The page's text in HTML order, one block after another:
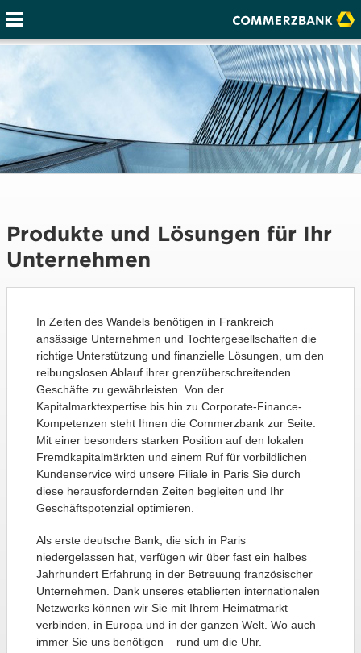
Produkte und Lösungen für Ihr
Unternehmen
In Zeiten des Wandels benötigen in Frankreich
ansässige Unternehmen und Tochtergesellschaften die
richtige Unterstützung und finanzielle Lösungen, um den
reibungslosen Ablauf ihrer grenzüberschreitenden
Geschäfte zu gewährleisten. Von der
Kapitalmarktexpertise bis hin zu Corporate-Finance-
Kompetenzen steht Ihnen die Commerzbank zur Seite.
Mit einer besonders starken Position auf den lokalen
Fremdkapitalmärkten und einem Ruf für vorbildlichen
Kundenservice wird unsere Filiale in Paris Sie durch
diese herausfordernden Zeiten begleiten und Ihr
Geschäftspotenzial optimieren.
Als erste deutsche Bank, die sich in Paris
niedergelassen hat, verfügen wir über fast ein halbes
Jahrhundert Erfahrung in der Betreuung französischer
Unternehmen. Dank unseres etablierten internationalen
Netzwerks können wir Sie mit Ihrem Heimatmarkt
verbinden, in Europa und in der ganzen Welt. Wo auch
immer Sie uns benötigen – rund um die Uhr.